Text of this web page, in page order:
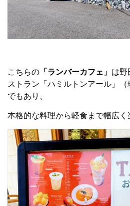
こちらの 「ランバーカフェ」 は野
ストラン「ハミルトンアール」
でもあり、
本格的な料理から軽食まで幅広く